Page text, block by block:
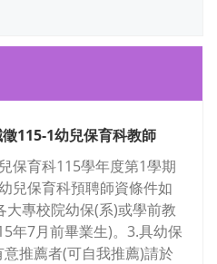
115-1幼兒保育科教師
保育科115學年度第1學期
兒保育科預聘師資條件如
專校院幼保(系)或學前教
年7月前畢業生)。3.具幼保
推薦者(可自我推薦)請於